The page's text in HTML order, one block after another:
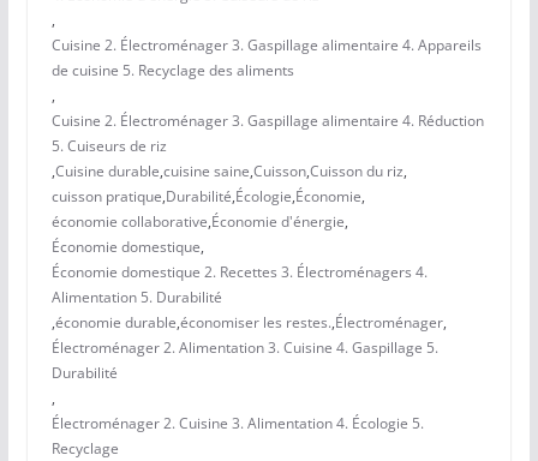
,
Cuisine 2. Électroménager 3. Gaspillage alimentaire 4. Appareils
de cuisine 5. Recyclage des aliments
,
Cuisine 2. Électroménager 3. Gaspillage alimentaire 4. Réduction
5. Cuiseurs de riz
,Cuisine durable,cuisine saine,Cuisson,Cuisson du riz,
cuisson pratique,Durabilité,Écologie,Économie,
économie collaborative,Économie d'énergie,
Économie domestique,
Économie domestique 2. Recettes 3. Électroménagers 4.
Alimentation 5. Durabilité
,économie durable,économiser les restes.,Électroménager,
Électroménager 2. Alimentation 3. Cuisine 4. Gaspillage 5.
Durabilité
,
Électroménager 2. Cuisine 3. Alimentation 4. Écologie 5.
Recyclage